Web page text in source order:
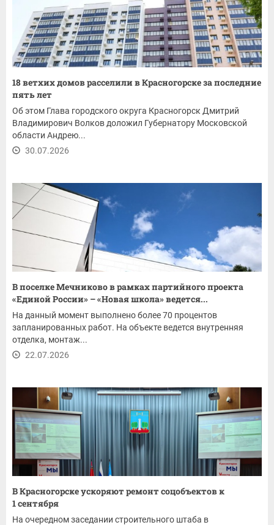
18 ветхих домов расселили в Красногорске за последние
пять лет
Об этом Глава городского округа Красногорск Дмитрий
Владимирович Волков доложил Губернатору Московской
области Андрею...
30.07.2026
В поселке Мечниково в рамках партийного проекта
«Единой России» – «Новая школа» ведется...
На данный момент выполнено более 70 процентов
запланированных работ. На объекте ведется внутренняя
отделка, монтаж...
22.07.2026
В Красногорске ускоряют ремонт соцобъектов к
1 сентября
На очередном заседании строительного штаба в